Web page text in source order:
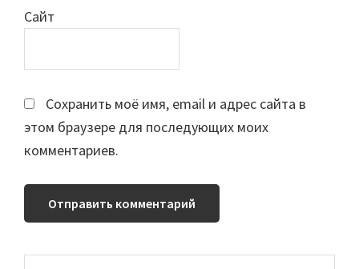
Сайт
Сохранить моё имя, email и адрес сайта в
этом браузере для последующих моих
комментариев.